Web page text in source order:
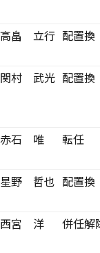
高畠 立行 配置換
関村 武光 配置換
赤石 唯
転任
星野 哲也 配置換
西宮 洋
併任解